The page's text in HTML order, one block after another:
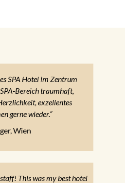
SPA Hotel im Zentrum
Bereich traumhaft,
exzellentes
gerne wieder.“
Wien
This was my best hotel